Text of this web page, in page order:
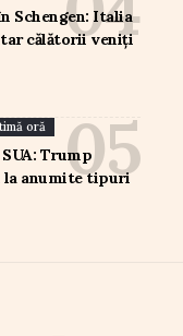
Schengen: Italia
călătorii veniți
oră
Trump
la anumite tipuri